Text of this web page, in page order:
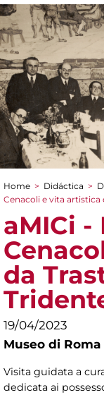
You are
Home > Didáctica >
Cenacoli e vita artistica
aMICi -
da
19/04/2023
Museo di
Visita guidata a
dedicata ai